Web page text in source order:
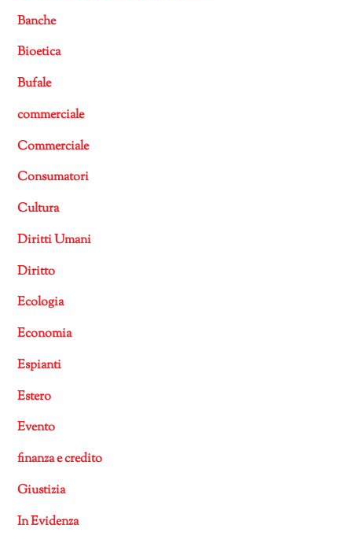
Banche
Bioetica
Bufale
commerciale
Commerciale
Consumatori
Cultura
Diritti Umani
Diritto
Ecologia
Economia
Espianti
Estero
Evento
finanza e credito
Giustizia
In Evidenza